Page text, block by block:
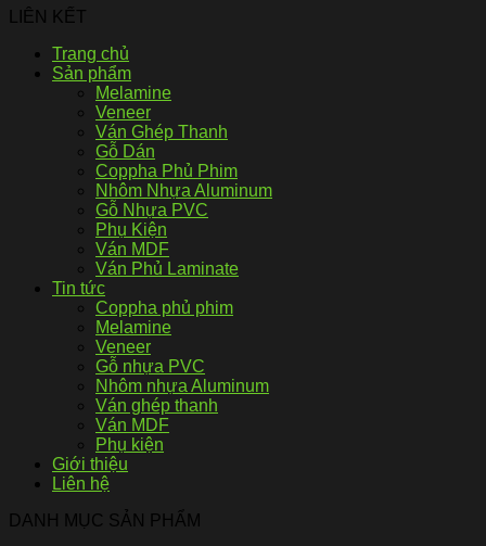
LIÊN KẾT
Trang chủ
Sản phẩm
Melamine
Veneer
Ván Ghép Thanh
Gỗ Dán
Coppha Phủ Phim
Nhôm Nhựa Aluminum
Gỗ Nhựa PVC
Phụ Kiện
Ván MDF
Ván Phủ Laminate
Tin tức
Coppha phủ phim
Melamine
Veneer
Gỗ nhựa PVC
Nhôm nhựa Aluminum
Ván ghép thanh
Ván MDF
Phụ kiện
Giới thiệu
Liên hệ
DANH MỤC SẢN PHẨM